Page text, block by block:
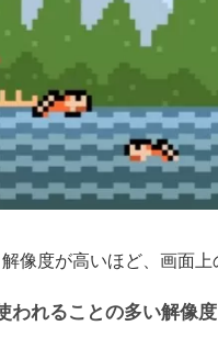
像度が高いほど、画面
われることの多い解像度